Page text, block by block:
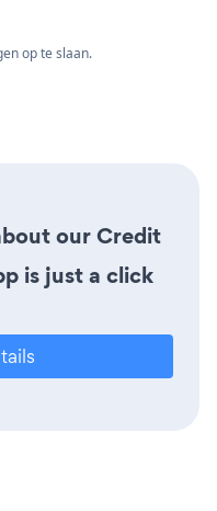
op te slaan.
our Credit
is just a click